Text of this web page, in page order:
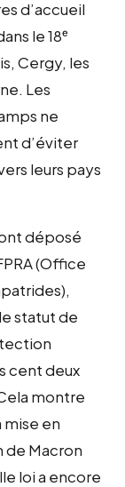
d’accueil
le 18ᵉ
Cergy, les
Les
ne
d’éviter
leurs pays
déposé
(Office
statut de
cent deux
montre
mise en
de Macron
loi a encore